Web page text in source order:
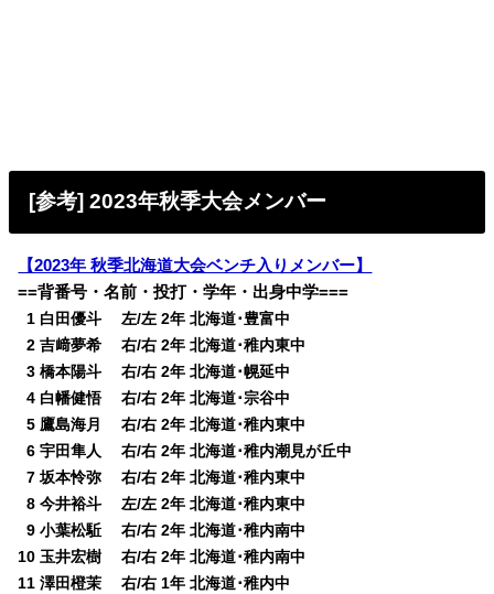
[参考] 2023年秋季大会メンバー
【2023年 秋季北海道大会ベンチ入りメンバー】
==背番号・名前・投打・学年・出身中学===
01 白田優斗 左/左 2年 北海道･豊富中
02 吉﨑夢希 右/右 2年 北海道･稚内東中
03 橋本陽斗 右/右 2年 北海道･幌延中
04 白幡健悟 右/右 2年 北海道･宗谷中
05 鷹島海月 右/右 2年 北海道･稚内東中
06 宇田隼人 右/右 2年 北海道･稚内潮見が丘中
07 坂本怜弥 右/右 2年 北海道･稚内東中
08 今井裕斗 左/左 2年 北海道･稚内東中
09 小葉松駈 右/右 2年 北海道･稚内南中
10 玉井宏樹 右/右 2年 北海道･稚内南中
11 澤田橙茉 右/右 1年 北海道･稚内中